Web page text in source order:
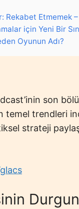
Rekabet Etmemek
için Yeni Bir
Oyunun Adı?
son
temel trendleri
strateji